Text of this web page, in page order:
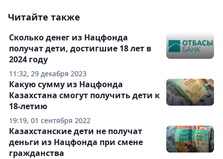
Читайте также
11:32, 29 декабря 2023
Сколько денег из Нацфонда
получат дети, достигшие 18 лет в
2024 году
19:19, 01 сентября 2022
Какую сумму из Нацфонда
Казахстана смогут получить дети к
18-летию
Казахстанские дети не получат
деньги из Нацфонда при смене
гражданства